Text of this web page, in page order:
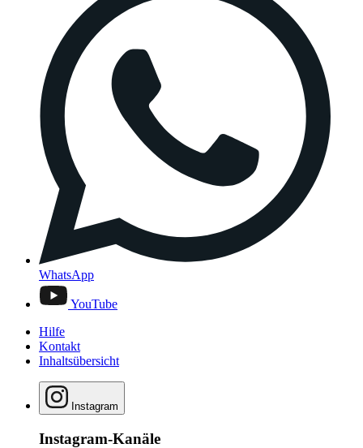
WhatsApp
YouTube
Hilfe
Kontakt
Inhaltsübersicht
Instagram
Instagram-Kanäle